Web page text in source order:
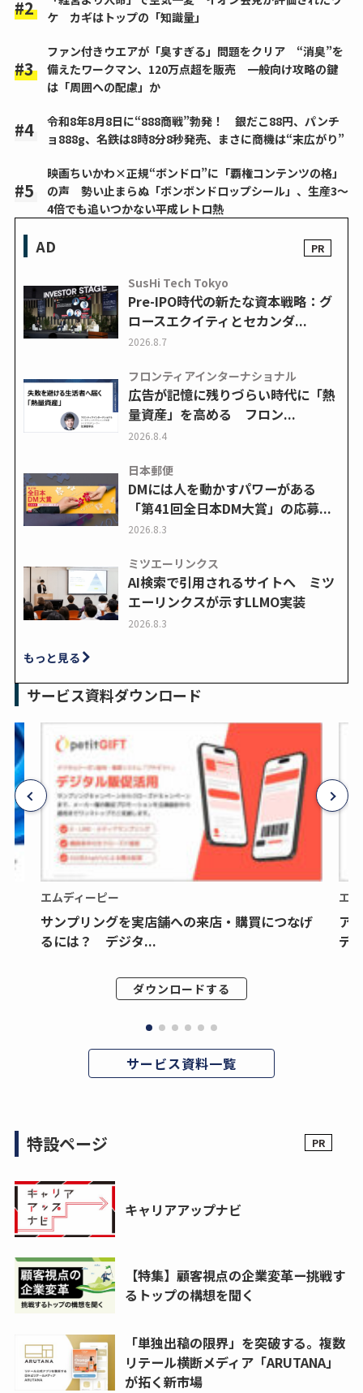
ケ カギはトップの「知識量」
ファン付きウエアが「臭すぎる」問題をクリア “消臭”を
備えたワークマン、120万点超を販売 一般向け攻略の鍵
は「周囲への配慮」か
令和8年8月8日に“888商戦”勃発！ 銀だこ88円、パンチ
ョ888g、名鉄は8時8分8秒発売、まさに商機は“末広がり”
映画ちいかわ×正規“ボンドロ”に「覇権コンテンツの格」
の声 勢い止まらぬ「ボンボンドロップシール」、生産3～
4倍でも追いつかない平成レトロ熱
AD
SusHi Tech Tokyo
Pre-IPO時代の新たな資本戦略：グ
ロースエクイティとセカンダ...
2026.8.7
フロンティアインターナショナル
広告が記憶に残りづらい時代に「熱
量資産」を高める フロン...
2026.8.4
日本郵便
DMには人を動かすパワーがある
「第41回全日本DM大賞」の応募...
2026.8.3
ミツエーリンクス
AI検索で引用されるサイトへ ミツ
エーリンクスが示すLLMO実装
2026.8.3
もっと見る
サービス資料ダウンロード
エムディーピー
サンプリングを実店舗への来店・購買につなげ
るには？ デジタ...
ダウンロードする
エ
ア
デ
サービス資料一覧
特設ページ
キャリアアップナビ
【特集】顧客視点の企業変革ー挑戦す
るトップの構想を聞く
「単独出稿の限界」を突破する。複数
リテール横断メディア「ARUTANA」
が拓く新市場